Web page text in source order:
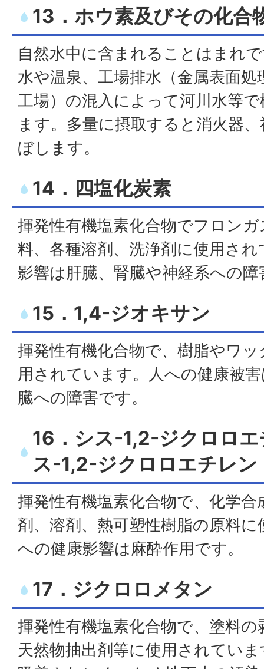
13．ホウ素及びその化合
自然水中に含まれることはまれ
水や温泉、工場排水（金属表面
工場）の混入によって河川水等
ます。多量に摂取すると消火器
ぼします。
14．四塩化炭素
揮発性有機塩素化合物でフロン
料、各種溶剤、洗浄剤に使用さ
影響は肝臓、腎臓や神経系への
15．1,4-ジオキサン
揮発性有機化合物で、樹脂やワ
用されています。人への健康被
臓への障害です。
16．シス-1,2-ジクロロ
ス-1,2-ジクロロエチレン
揮発性有機塩素化合物で、化学
剤、溶剤、熱可塑性樹脂の原料
への健康影響は麻酔作用です。
17．ジクロロメタン
揮発性有機塩素化合物で、塗料
天然物抽出剤等に使用されてい